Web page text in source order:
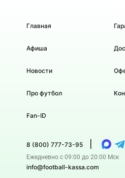
Главная
Афиша
Новости
Про футбол
Fan-ID
8 (800) 777-73-95
Ежедневно с 09:00 до 20:00 Мск
info@football-kassa.com